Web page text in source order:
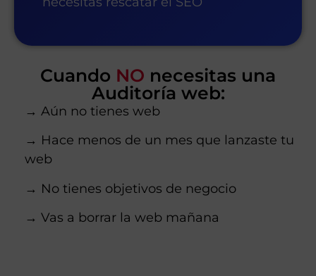
Cuando NO necesitas una
Auditoría web:
→ Aún no tienes web
→ Hace menos de un mes que lanzaste tu
web
→ No tienes objetivos de negocio
→ Vas a borrar la web mañana